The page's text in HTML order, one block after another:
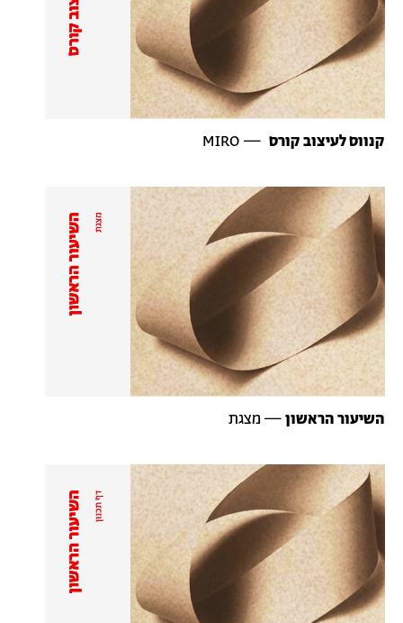
קנווסלעיצובקורס — MIRO
השיעורהראשון— מצגת